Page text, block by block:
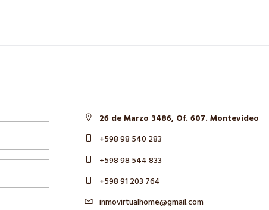
26 de Marzo 3486, Of. 607. Montevideo
+598 98 540 283
+598 98 544 833
+598 91 203 764
inmovirtualhome@gmail.com